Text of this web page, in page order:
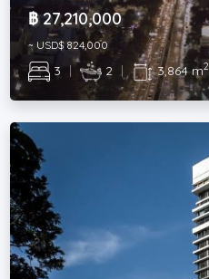
฿ 27,210,000
~ USD$ 824,000
3 | 2 | 3,864 m2